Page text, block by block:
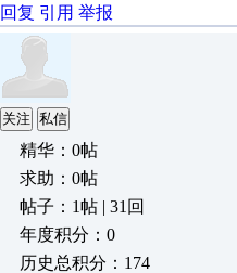
回复 引用 举报
关注 私信
精华：0帖
求助：0帖
帖子：1帖 | 31回
年度积分：0
历史总积分：174